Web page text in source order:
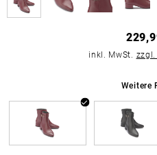
inkl. MwSt. zzgl.
Weitere